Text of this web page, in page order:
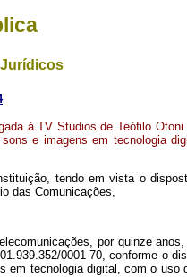
à TV Stúdios de Teófilo
e imagens em tecnologia
tendo em vista o
das Comunicações,
por quinze
0001-70, conforme o
tecnologia digital, com o